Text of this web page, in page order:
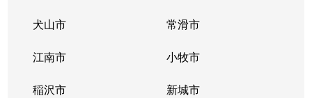
犬山市 常滑市
江南市 小牧市
稲沢市 新城市